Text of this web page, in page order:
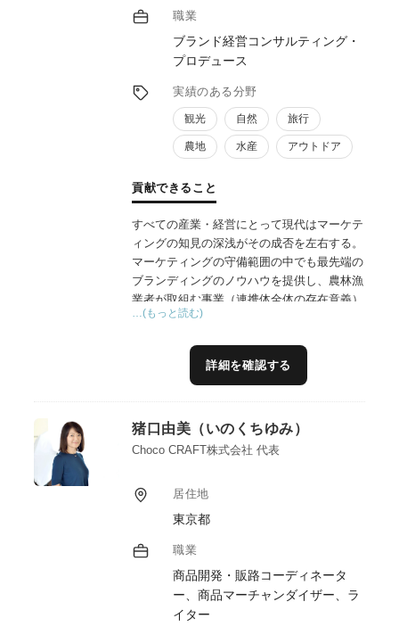
職業
ブランド経営コンサルティング・
プロデュース
実績のある分野
観光 自然 旅行
農地 水産 アウトドア
貢献できること
すべての産業・経営にとって現代はマーケテ
ィングの知見の深浅がその成否を左右する。
マーケティングの守備範囲の中でも最先端の
ブランディングのノウハウを提供し、農林漁
業者が取組む事業（連携体全体の存在意義）
の独自性を磨き出し、真の顧客から期待され
…(もっと読む)
詳細を確認する
猪口由美（いのくちゆみ）
Choco CRAFT株式会社 代表
居住地
東京都
職業
商品開発・販路コーディネータ
ー、商品マーチャンダイザー、ラ
イター